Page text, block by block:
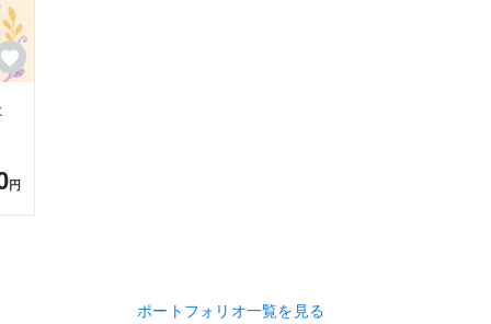
円
ポートフォリオ一覧を見る